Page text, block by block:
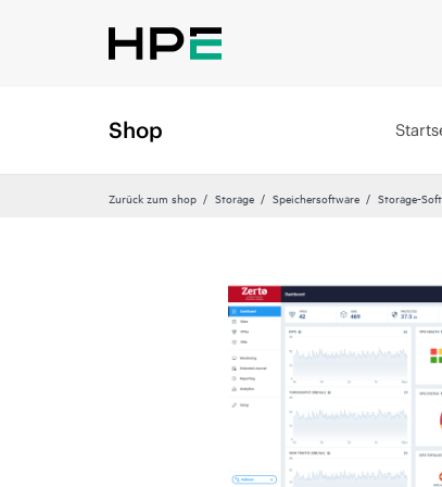
Shop
Zurück zum shop Storage Speichersoftware Storage-